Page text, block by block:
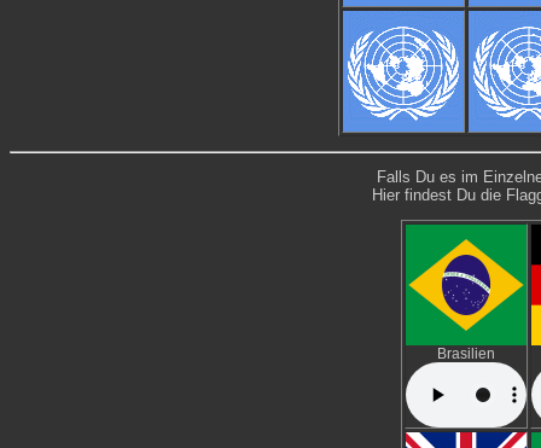
Falls Du es im
Hier findest Du die
Brasilien